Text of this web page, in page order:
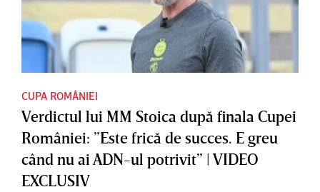
CUPA ROMÂNIEI
Verdictul lui MM Stoica după finala Cupei
României: ”Este frică de succes. E greu
când nu ai ADN-ul potrivit” | VIDEO
EXCLUSIV